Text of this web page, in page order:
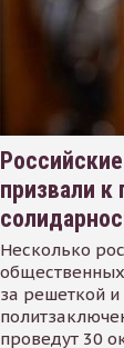
призвали к
Несколько
за решеткой
проведут 30